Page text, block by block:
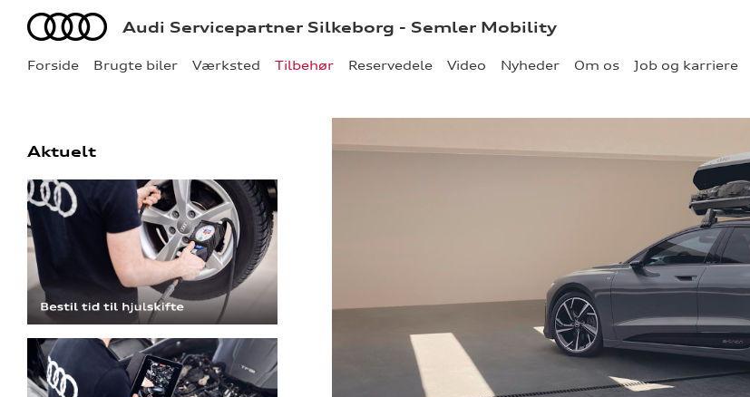
Forside Brugte biler Værksted Tilbehør Reservedele Video Nyheder Om os Job og karriere
Audi Audi Servicepartner Silkeborg - Semler Mobility
Aktuelt